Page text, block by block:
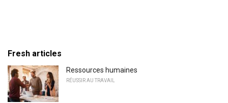
Fresh articles
Ressources humaines
RÉUSSIR AU TRAVAIL